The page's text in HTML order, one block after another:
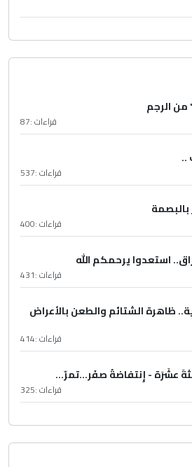
من الرجم
قراءات :87
..
قراءات :537
بالبصمة
قراءات :400
استعدوا يرحمكم الله
قراءات :431
ظاهرة الشتائم والطعن بالأعراض
قراءات :414
عشَرَة - إِنتفاضةُ صفَر…تمرّ...
قراءات :325